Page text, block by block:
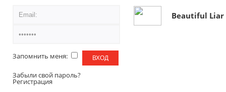
Запомнить меня:
Забыли свой пароль?
Регистрация
Beautiful Liar